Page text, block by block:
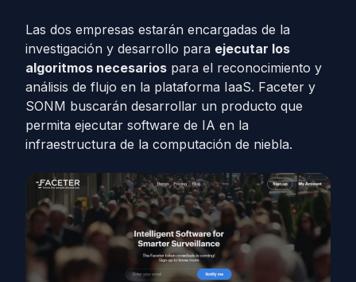
Las dos empresas estarán encargadas de la
investigación y desarrollo para ejecutar los
algoritmos necesarios para el reconocimiento y
análisis de flujo en la plataforma IaaS. Faceter y
SONM buscarán desarrollar un producto que
permita ejecutar software de IA en la
infraestructura de la computación de niebla.